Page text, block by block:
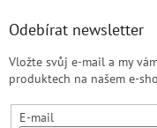
Odebírat newsletter
Vložte svůj e-mail a my
produktech na našem e-
E-mail